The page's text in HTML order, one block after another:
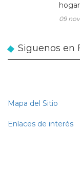
09
Siguenos en
Mapa del Sitio
Enlaces de interés